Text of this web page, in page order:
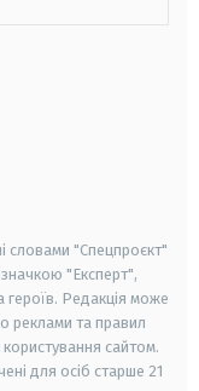
словами "Спецпроєкт"
"Експерт",
героїв. Редакція може
реклами та правил
сайтом.
для осіб старше 21